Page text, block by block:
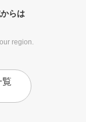
らは
region.
覧